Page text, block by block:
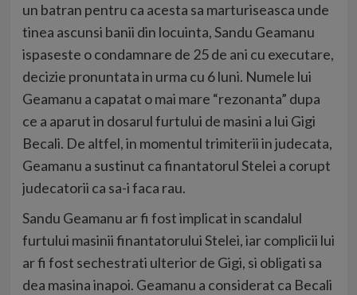
un batran pentru ca acesta sa marturiseasca unde
tinea ascunsi banii din locuinta, Sandu Geamanu
ispaseste o condamnare de 25 de ani cu executare,
decizie pronuntata in urma cu 6 luni. Numele lui
Geamanu a capatat o mai mare “rezonanta” dupa
ce a aparut in dosarul furtului de masini a lui Gigi
Becali. De altfel, in momentul trimiterii in judecata,
Geamanu a sustinut ca finantatorul Stelei a corupt
judecatorii ca sa-i faca rau.
Sandu Geamanu ar fi fost implicat in scandalul
furtului masinii finantatorului Stelei, iar complicii lui
ar fi fost sechestrati ulterior de Gigi, si obligati sa
dea masina inapoi. Geamanu a considerat ca Becali